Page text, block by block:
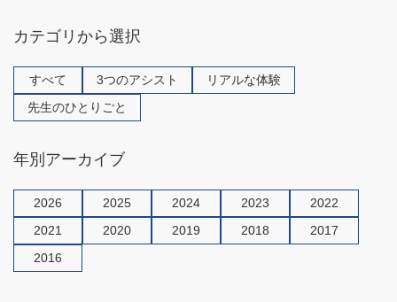
カテゴリから選択
すべて 3つのアシスト
リアルな体験
先生のひとりごと
年別アーカイブ
2026 2025 2024 2023
2022
2021
2020 2019 2018
2017
2016